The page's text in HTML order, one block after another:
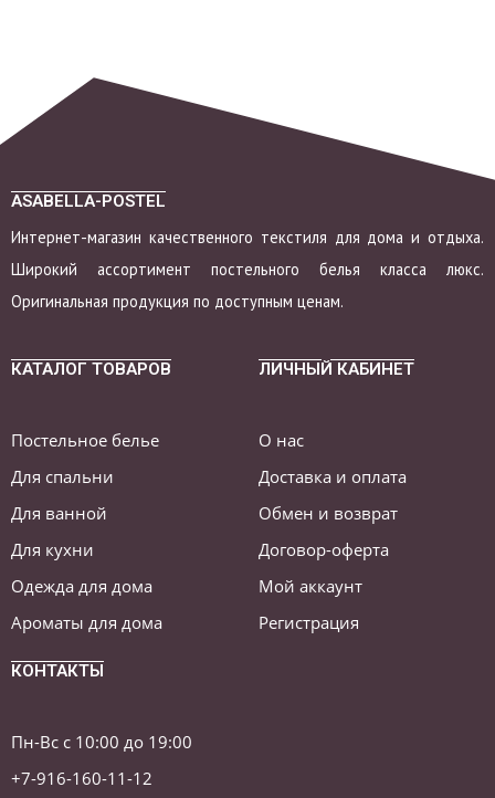
ASABELLA-POSTEL
Интернет-магазин качественного текстиля для дома и отдыха.
Широкий ассортимент постельного белья класса люкс.
Оригинальная продукция по доступным ценам.
КАТАЛОГ ТОВАРОВ
Постельное белье
Для спальни
Для ванной
Для кухни
Одежда для дома
Ароматы для дома
ЛИЧНЫЙ КАБИНЕТ
О нас
Доставка и оплата
Обмен и возврат
Договор-оферта
Мой аккаунт
Регистрация
КОНТАКТЫ
Пн-Вс с 10:00 до 19:00
+7-916-160-11-12